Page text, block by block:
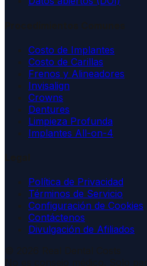
Costo de Implantes
Costo de Carillas
Frenos y Alineadores
Invisalign
Crowns
Dentures
Limpieza Profunda
Implantes All-on-4
Política de Privacidad
Términos de Servicio
Configuración de Cookies
Contáctenos
Divulgación de Afiliados